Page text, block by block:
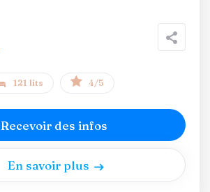
121 lits 4/5
Recevoir des infos
En savoir plus